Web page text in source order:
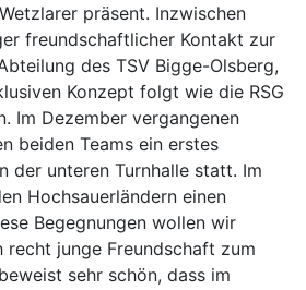
präsent. Inzwischen
freundschaftlicher Kontakt zur
des TSV Bigge-Olsberg,
Konzept folgt wie die RSG
Im Dezember vergangenen
beiden Teams ein erstes
der unteren Turnhalle statt. Im
Hochsauerländern einen
Begegnungen wollen wir
junge Freundschaft zum
sehr schön, dass im